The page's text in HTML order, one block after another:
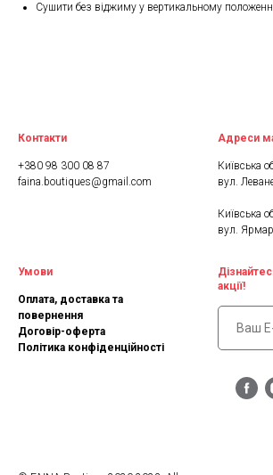
Сушити без віджиму у вертикальному
Контакти
+380 98 300 08 87
faina.boutiques@gmail.com
Адреси
Київська
вул.
Київська
вул.
Умови
Оплата, доставка та
повернення
Договір-оферта
Політика конфіденційності
акції!